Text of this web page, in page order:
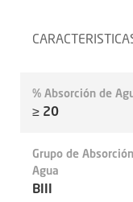
% Absorción de
≥ 20
Grupo de
Agua
BIII